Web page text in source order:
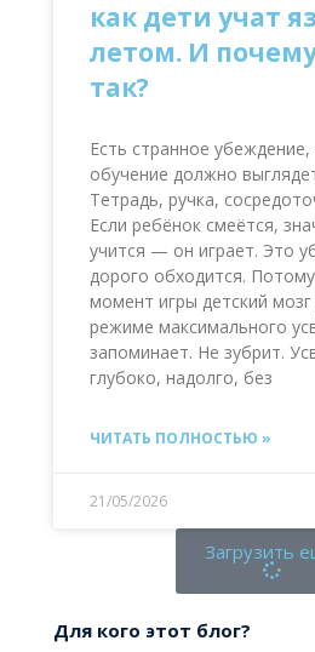
как дети учат
летом. И
так?
Есть странное
обучение должно
Тетрадь, ручка,
Если ребёнок смеётся,
учится — он играет. Это
дорого обходится.
момент игры детский
режиме максимального
запоминает. Не зубрит.
глубоко, надолго, без
ЧИТАТЬ ПОЛНОСТЬЮ »
21/05/2026
Загрузить
Для кого этот блог?